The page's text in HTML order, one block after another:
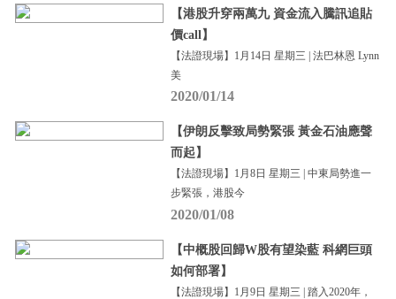
【港股升穿兩萬九 資金流入騰訊追貼
價call】
【法證現場】1月14日 星期三 | 法巴林恩 Lynn
美
2020/01/14
【伊朗反擊致局勢緊張 黃金石油應聲
而起】
【法證現場】1月8日 星期三 | 中東局勢進一
步緊張，港股今
2020/01/08
【中概股回歸W股有望染藍 科網巨頭
如何部署】
【法證現場】1月9日 星期三 | 踏入2020年，